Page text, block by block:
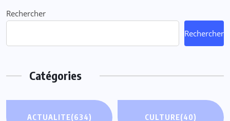
Rechercher
Rechercher
Catégories
ACTUALITE(634) CULTURE(40)